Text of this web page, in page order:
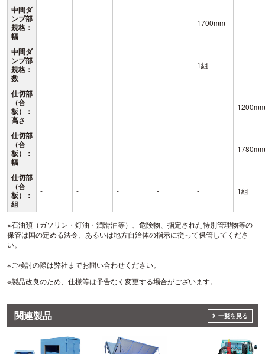
中間ダ
ンプ部
規格：
幅
- - - - 1700mm -
中間ダ
ンプ部
規格：
数
- - - - 1組 -
仕切部
（合
板）：
高さ
- - - - - 1200mm
仕切部
（合
板）：
幅
- - - - - 1780mm
仕切部
（合
板）：
組
- - - - - 1組
※石油類（ガソリン・灯油・潤滑油等）、危険物、指定された特別管理物等の
保管は国の定める法令、あるいは地方自治体の指示に従って保管してくださ
い。
※ご検討の際は弊社までお問い合わせください。
※製品改良のため、仕様等は予告なく変更する場合がございます。
関連製品 一覧を見る